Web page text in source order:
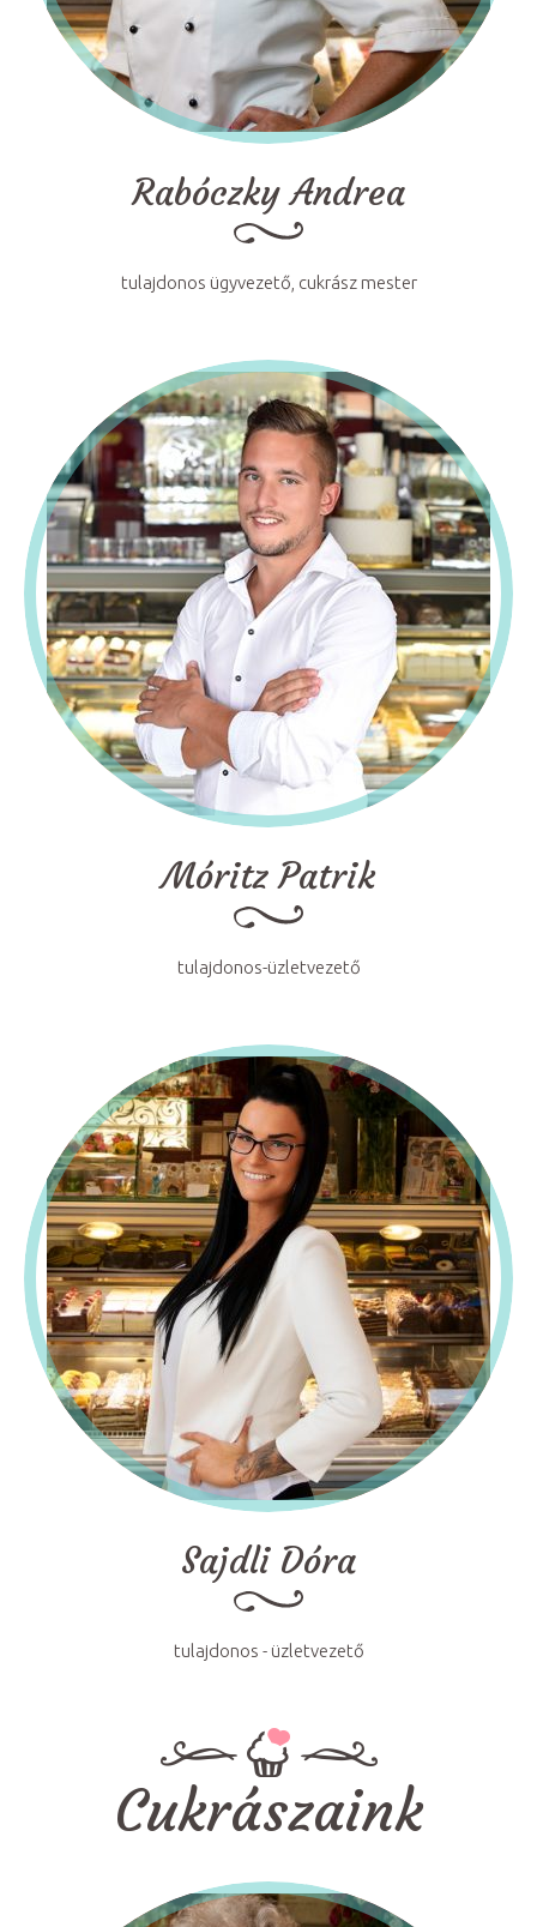
Rabóczky Andrea
tulajdonos ügyvezető, cukrász mester
Móritz Patrik
tulajdonos-üzletvezető
Sajdli Dóra
tulajdonos - üzletvezető
Cukrászaink